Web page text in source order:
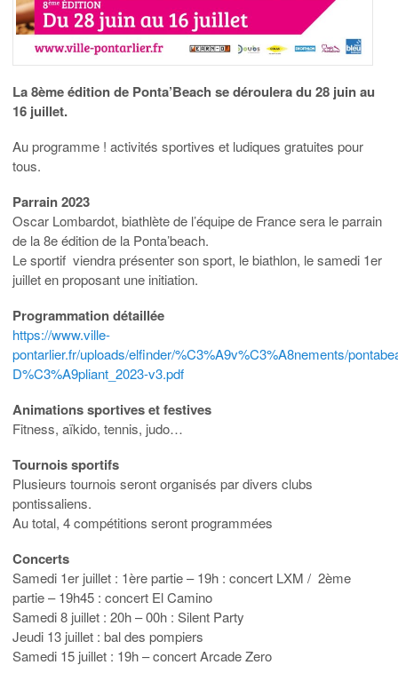
La 8ème édition de Ponta’Beach se déroulera du 28 juin au
16 juillet.
Au programme ! activités sportives et ludiques gratuites pour
tous.
Parrain 2023
Oscar Lombardot, biathlète de l’équipe de France sera le parrain
de la 8e édition de la Ponta’beach.
Le sportif viendra présenter son sport, le biathlon, le samedi 1er
juillet en proposant une initiation.
Programmation détaillée
https://www.ville-
pontarlier.fr/uploads/elfinder/%C3%A9v%C3%A8nements/
D%C3%A9pliant_2023-v3.pdf
Animations sportives et festives
Fitness, aïkido, tennis, judo…
Tournois sportifs
Plusieurs tournois seront organisés par divers clubs
pontissaliens.
Au total, 4 compétitions seront programmées
Concerts
Samedi 1er juillet : 1ère partie – 19h : concert LXM / 2ème
partie – 19h45 : concert El Camino
Samedi 8 juillet : 20h – 00h : Silent Party
Jeudi 13 juillet : bal des pompiers
Samedi 15 juillet : 19h – concert Arcade Zero